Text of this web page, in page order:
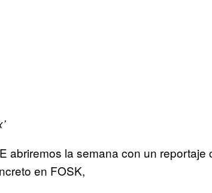
abriremos la semana con un reportaje
en FOSK,